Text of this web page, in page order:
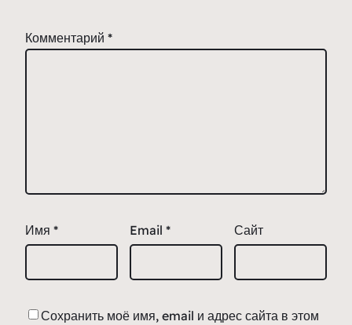
Комментарий *
Имя * Email * Сайт
Сохранить моё имя, email и адрес сайта в этом